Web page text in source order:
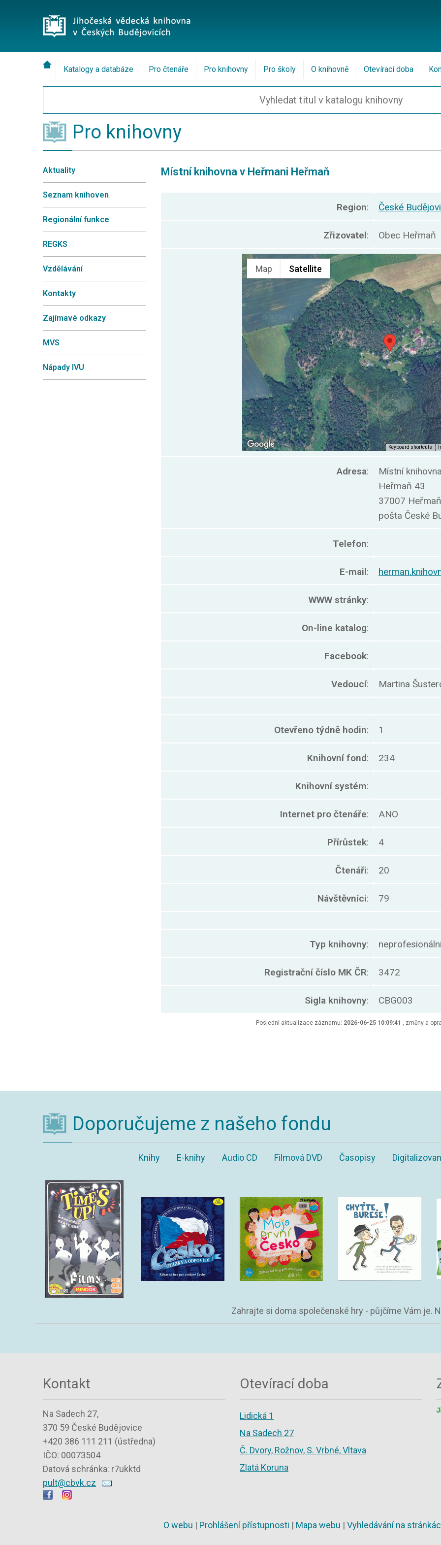
Katalogy a databáze Pro čtenáře Pro knihovny Pro školy O knihovně Otevírací doba
Pro knihovny
Aktuality
Seznam knihoven
Regionální funkce
REGKS
Vzdělávání
Kontakty
Zajímavé odkazy
MVS
Nápady IVU
Místní knihovna v Heřmani Heřmaň
Region: České
Zřizovatel: Obec
Adresa:
Místní
Heřmaň 43
37007 Heřmaň
pošta České
Telefon:
E-mail:
WWW stránky:
On-line katalog:
Facebook:
Vedoucí: Martina
Otevřeno týdně hodin: 1
Knihovní fond: 234
Knihovní systém:
Internet pro čtenáře: ANO
Přírůstek: 4
Čtenáři: 20
Návštěvníci: 79
Typ knihovny:
Registrační číslo MK ČR: 3472
Sigla knihovny: CBG003
Poslední aktualizace záznamu: 2026-06-25 10:09:41 , změny a
Doporučujeme z našeho fondu
Knihy E-knihy Audio CD Filmová DVD Časopisy
Zahrajte si doma společenské hry - půjčíme Vám je.
Kontakt
Na Sadech 27,
370 59 České Budějovice
+420 386 111 211 (ústředna)
IČO: 00073504
Datová schránka: r7ukktd
pult@cbvk.cz
Otevírací doba
Lidická 1
Na Sadech 27
Č. Dvory, Rožnov, S. Vrbné, Vltava
Zlatá Koruna
O webu | Prohlášení přístupnosti | Mapa webu | Vyhledávání na